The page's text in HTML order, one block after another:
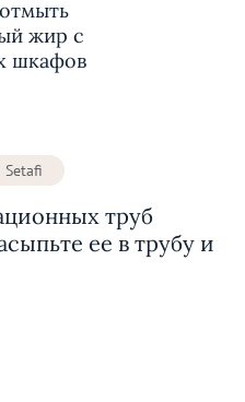
жир с
шкафов
Setafi